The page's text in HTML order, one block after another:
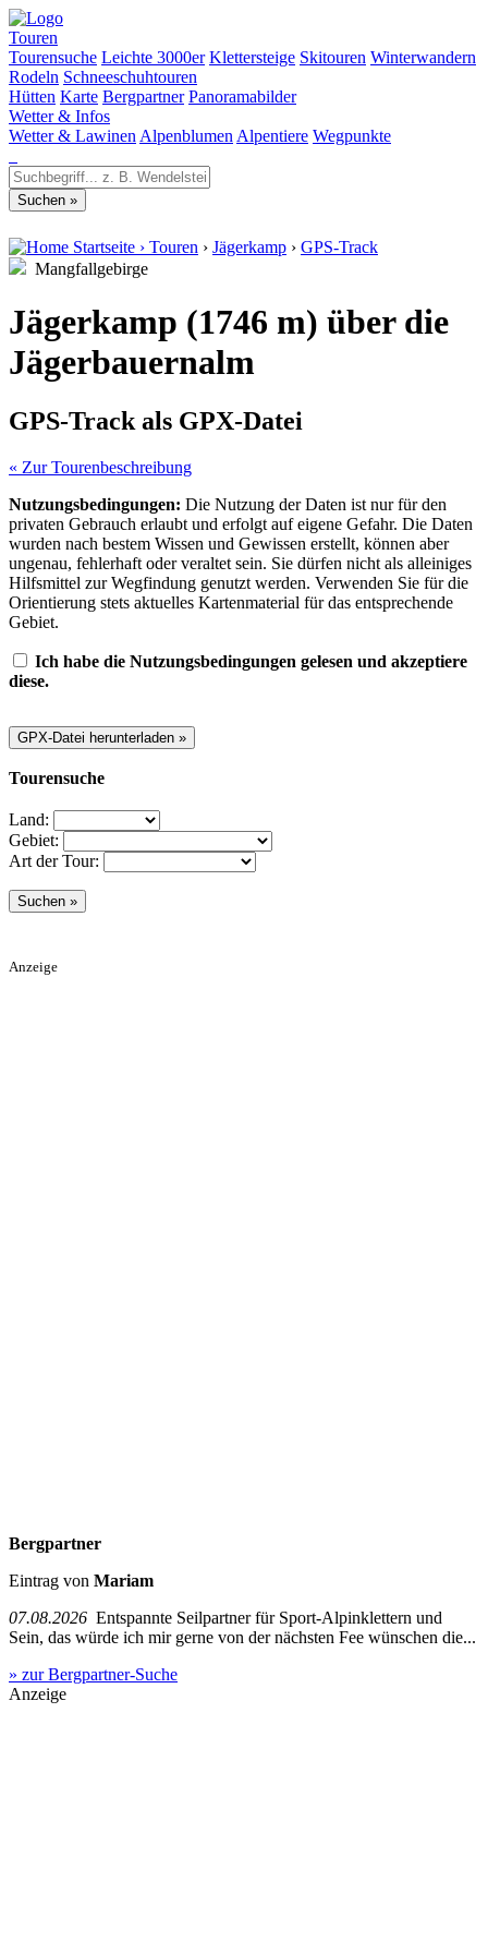
Touren
Tourensuche Leichte 3000er Klettersteige Skitouren Winterwandern
Rodeln Schneeschuhtouren
Hütten Karte Bergpartner Panoramabilder
Wetter & Infos
Wetter & Lawinen Alpenblumen Alpentiere Wegpunkte
Startseite › Touren › Jägerkamp › GPS-Track
Mangfallgebirge
Jägerkamp (1746 m) über die
Jägerbauernalm
GPS-Track als GPX-Datei
« Zur Tourenbeschreibung
Nutzungsbedingungen: Die Nutzung der Daten ist nur für den
privaten Gebrauch erlaubt und erfolgt auf eigene Gefahr. Die Daten
wurden nach bestem Wissen und Gewissen erstellt, können aber
ungenau, fehlerhaft oder veraltet sein. Sie dürfen nicht als alleiniges
Hilfsmittel zur Wegfindung genutzt werden. Verwenden Sie für die
Orientierung stets aktuelles Kartenmaterial für das entsprechende
Gebiet.
Ich habe die Nutzungsbedingungen gelesen und akzeptiere
diese.
Tourensuche
Land:
Gebiet:
Art der Tour:
Anzeige
Bergpartner
Eintrag von Mariam
07.08.2026 Entspannte Seilpartner für Sport-Alpinklettern und
Sein, das würde ich mir gerne von der nächsten Fee wünschen die...
» zur Bergpartner-Suche
Anzeige